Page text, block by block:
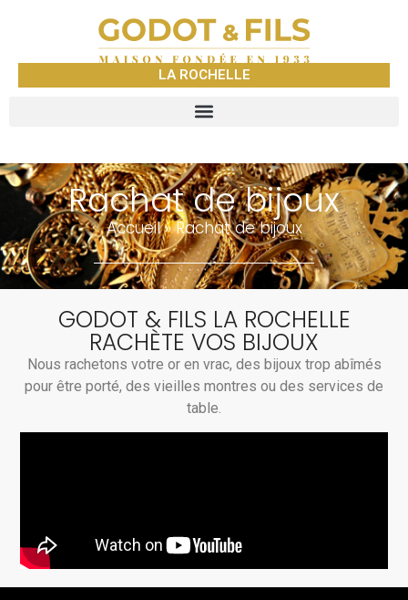
LA ROCHELLE
Rachat de bijoux
Accueil»Rachat de bijoux
GODOT & FILS LA ROCHELLE
RACHÈTE VOS BIJOUX
Nous rachetons votre or en vrac, des bijoux trop abîmés
pour être porté, des vieilles montres ou des services de
table.